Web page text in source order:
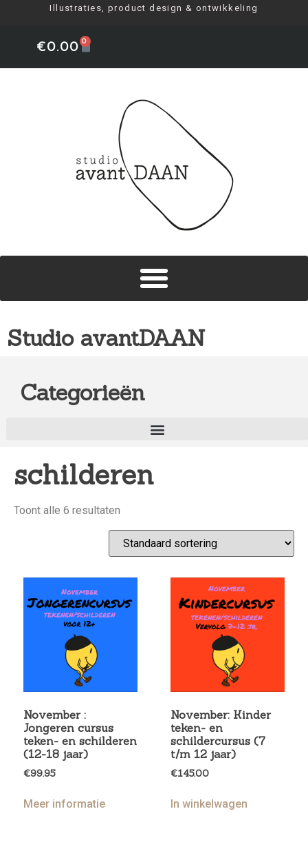
Illustraties, product design & ontwikkeling
€0.00 0
Studio avantDAAN
Categorieën
schilderen
Toont alle 6 resultaten
November :
Jongeren cursus
teken- en schilderen
(12-18 jaar)
€99.95
Meer informatie
November: Kinder
teken- en
schildercursus (7
t/m 12 jaar)
€145.00
In winkelwagen